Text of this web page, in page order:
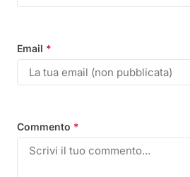
Email *
Commento *